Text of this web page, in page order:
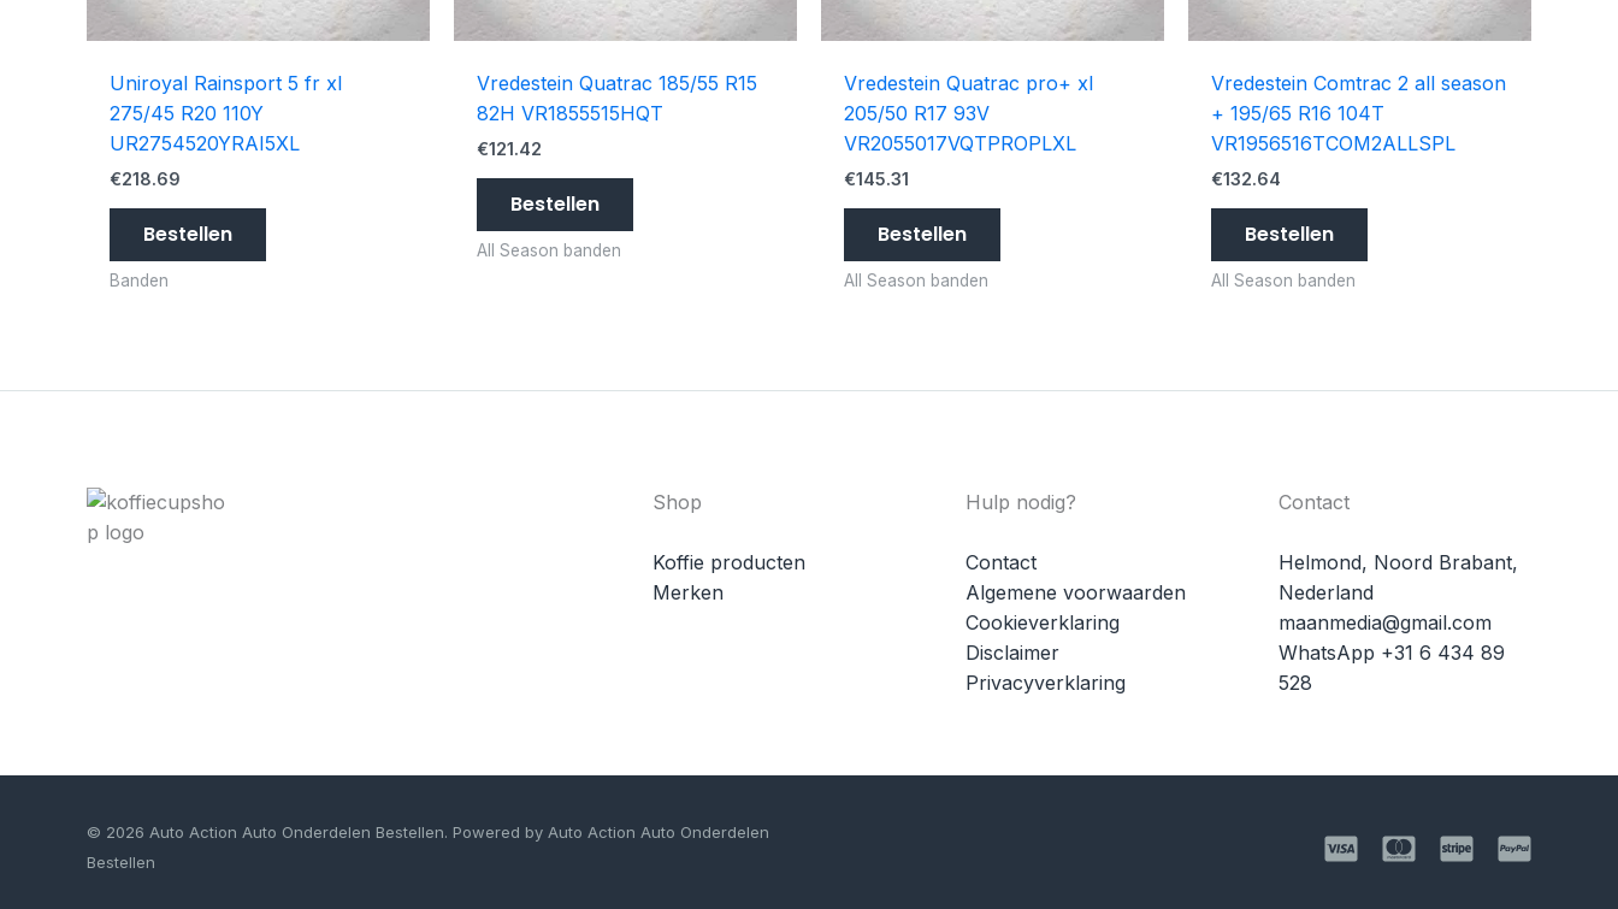
Uniroyal Rainsport 5 fr xl
275/45 R20 110Y
UR2754520YRAI5XL
€218.69
Bestellen
Banden
Vredestein Quatrac 185/55 R15
82H VR1855515HQT
€121.42
Bestellen
All Season banden
Vredestein Quatrac pro+ xl
205/50 R17 93V
VR2055017VQTPROPLXL
€145.31
Bestellen
All Season banden
Vredestein Comtrac 2 all season
+ 195/65 R16 104T
VR1956516TCOM2ALLSPL
€132.64
Bestellen
All Season banden
Shop
Koffie producten
Merken
Hulp nodig?
Contact
Algemene voorwaarden
Cookieverklaring
Disclaimer
Privacyverklaring
Contact
Helmond, Noord Brabant,
Nederland
maanmedia@gmail.com
WhatsApp +31 6 434 89
528
© 2026 Auto Action Auto Onderdelen Bestellen. Powered by Auto Action Auto Onderdelen
Bestellen